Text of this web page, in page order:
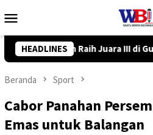
ke
Mobile
HEADLINES
2026 DPRD Tanah
Beranda Sport
Cabor Panahan
Emas untuk Balangan